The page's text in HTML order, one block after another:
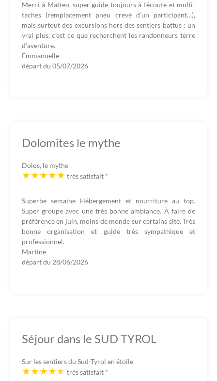
Merci à Matteo, super guide toujours à l’écoute et multi-
taches (remplacement pneu crevé d’un participant…),
mais surtout des excursions hors des sentiers battus : un
vrai plus, c’est ce que recherchent les randonneurs terre
d’aventure.
Emmanuelle
départ du 05/07/2026
Dolomites le mythe
Dolos, le mythe
très satisfait *
Superbe semaine Hébergement et nourriture au top.
Super groupe avec une très bonne ambiance. À faire de
préférence en juin, moins de monde sur certains site. Très
bonne organisation et guide très sympathique et
professionnel.
Martine
départ du 28/06/2026
Séjour dans le SUD TYROL
Sur les sentiers du Sud-Tyrol en étoile
très satisfait *